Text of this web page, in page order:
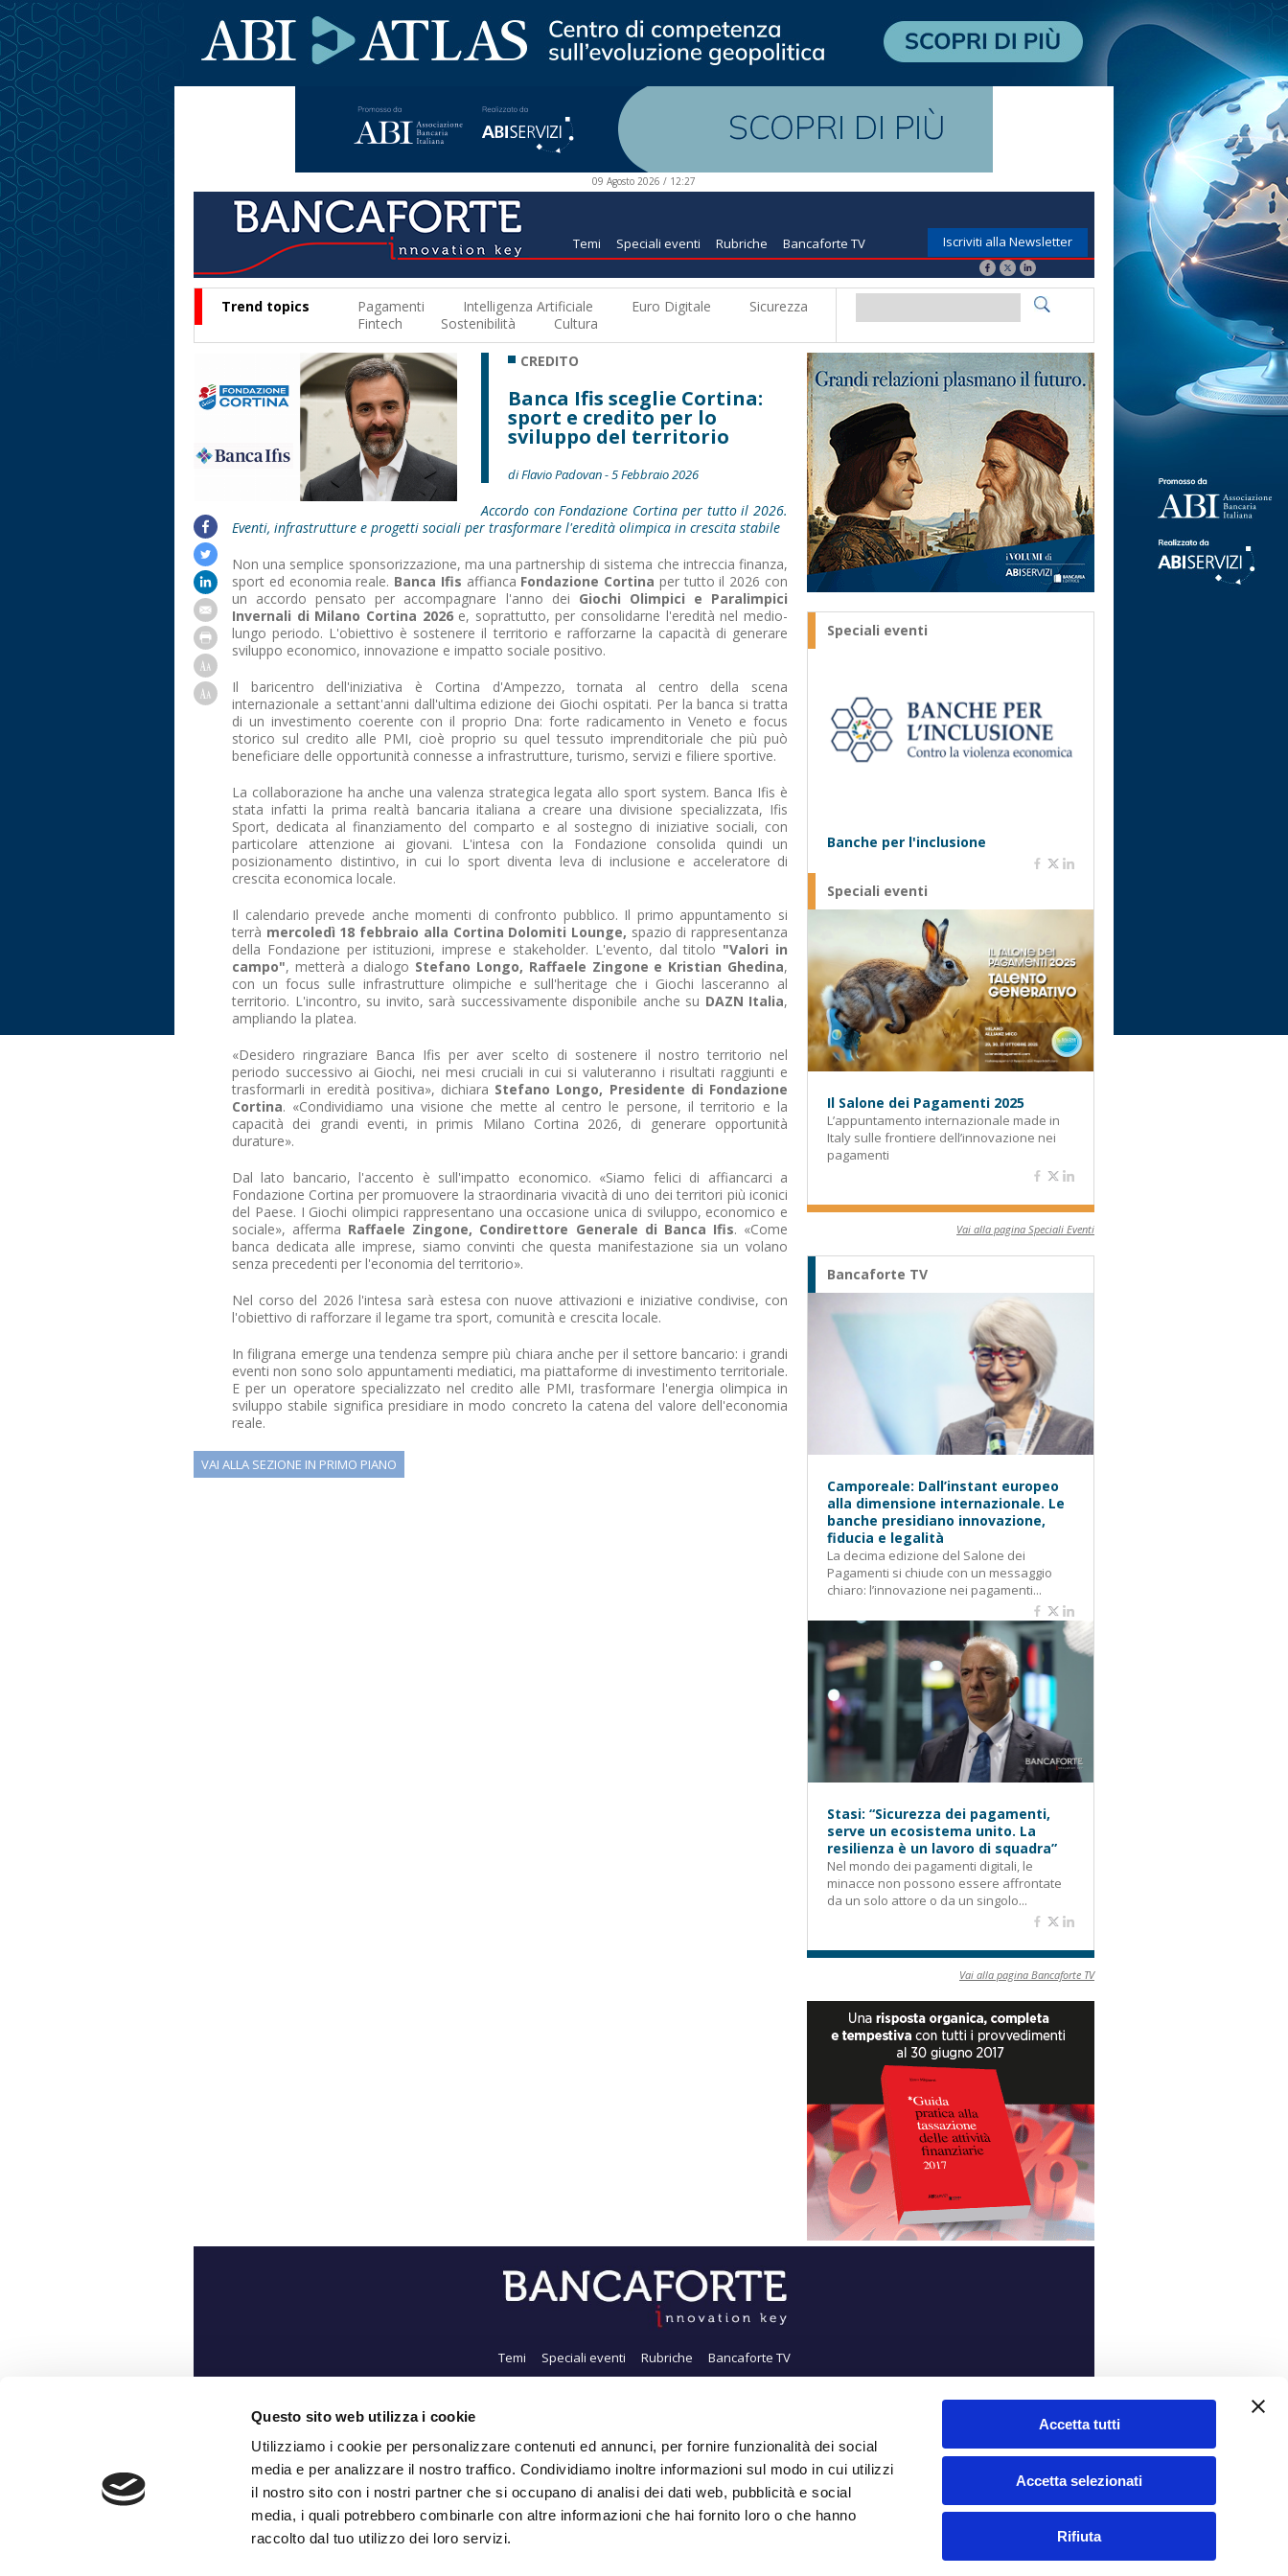
Questo sito web utilizza i cookie
Utilizziamo i cookie per personalizzare contenuti ed annunci, per fornire funzionalità dei social
media e per analizzare il nostro traffico. Condividiamo inoltre informazioni sul modo in cui utilizzi
il nostro sito con i nostri partner che si occupano di analisi dei dati web, pubblicità e social
media, i quali potrebbero combinarle con altre informazioni che hai fornito loro o che hanno
raccolto dal tuo utilizzo dei loro servizi.
Accetta tutti
Accetta selezionati
Rifiuta
09 Agosto 2026 / 12:27
Temi Speciali eventi Rubriche Bancaforte TV Iscriviti alla Newsletter
Trend topics Pagamenti Intelligenza Artificiale Euro Digitale
Sicurezza
Fintech
Sostenibilità Cultura
CREDITO
Banca Ifis sceglie Cortina:
sport e credito per lo
sviluppo del territorio
di Flavio Padovan - 5 Febbraio 2026
Accordo con Fondazione Cortina per tutto il 2026.
Eventi, infrastrutture e progetti sociali per trasformare l'eredità olimpica in crescita stabile
Non una semplice sponsorizzazione, ma una partnership di sistema che intreccia finanza,
sport ed economia reale. Banca Ifis affianca Fondazione Cortina per tutto il 2026 con
un accordo pensato per accompagnare l'anno dei Giochi Olimpici e Paralimpici
Invernali di Milano Cortina 2026e, soprattutto, per consolidarne l'eredità nel medio-
lungo periodo. L'obiettivo è sostenere il territorio e rafforzarne la capacità di generare
sviluppo economico, innovazione e impatto sociale positivo.
Il baricentro dell'iniziativa è Cortina d'Ampezzo, tornata al centro della scena
internazionale a settant'anni dall'ultima edizione dei Giochi ospitati. Per la banca si tratta
di un investimento coerente con il proprio Dna: forte radicamento in Veneto e focus
storico sul credito alle PMI, cioè proprio su quel tessuto imprenditoriale che più può
beneficiare delle opportunità connesse a infrastrutture, turismo, servizi e filiere sportive.
La collaborazione ha anche una valenza strategica legata allo sport system. Banca Ifis è
stata infatti la prima realtà bancaria italiana a creare una divisione specializzata, Ifis
Sport, dedicata al finanziamento del comparto e al sostegno di iniziative sociali, con
particolare attenzione ai giovani. L'intesa con la Fondazione consolida quindi un
posizionamento distintivo, in cui lo sport diventa leva di inclusione e acceleratore di
crescita economica locale.
Il calendario prevede anche momenti di confronto pubblico. Il primo appuntamento si
terrà mercoledì 18 febbraio alla Cortina Dolomiti Lounge, spazio di rappresentanza
della Fondazione per istituzioni, imprese e stakeholder. L'evento, dal titolo "Valori in
campo", metterà a dialogo Stefano Longo, Raffaele Zingone e Kristian Ghedina,
con un focus sulle infrastrutture olimpiche e sull'heritage che i Giochi lasceranno al
territorio. L'incontro, su invito, sarà successivamente disponibile anche su DAZN Italia,
ampliando la platea.
«Desidero ringraziare Banca Ifis per aver scelto di sostenere il nostro territorio nel
periodo successivo ai Giochi, nei mesi cruciali in cui si valuteranno i risultati raggiunti e
trasformarli in eredità positiva», dichiara Stefano Longo, Presidente di Fondazione
Cortina. «Condividiamo una visione che mette al centro le persone, il territorio e la
capacità dei grandi eventi, in primis Milano Cortina 2026, di generare opportunità
durature».
Dal lato bancario, l'accento è sull'impatto economico. «Siamo felici di affiancarci a
Fondazione Cortina per promuovere la straordinaria vivacità di uno dei territori più iconici
del Paese. I Giochi olimpici rappresentano una occasione unica di sviluppo, economico e
sociale», afferma Raffaele Zingone, Condirettore Generale di Banca Ifis. «Come
banca dedicata alle imprese, siamo convinti che questa manifestazione sia un volano
senza precedenti per l'economia del territorio».
Nel corso del 2026 l'intesa sarà estesa con nuove attivazioni e iniziative condivise, con
l'obiettivo di rafforzare il legame tra sport, comunità e crescita locale.
In filigrana emerge una tendenza sempre più chiara anche per il settore bancario: i grandi
eventi non sono solo appuntamenti mediatici, ma piattaforme di investimento territoriale.
E per un operatore specializzato nel credito alle PMI, trasformare l'energia olimpica in
sviluppo stabile significa presidiare in modo concreto la catena del valore dell'economia
reale.
VAI ALLA SEZIONE IN PRIMO PIANO
Speciali eventi
Banche per l'inclusione
Speciali eventi
Il Salone dei Pagamenti 2025
L’appuntamento internazionale made in
Italy sulle frontiere dell’innovazione nei
pagamenti
Vai alla pagina Speciali Eventi
Bancaforte TV
Camporeale: Dall’instant europeo
alla dimensione internazionale. Le
banche presidiano innovazione,
fiducia e legalità
La decima edizione del Salone dei
Pagamenti si chiude con un messaggio
chiaro: l’innovazione nei pagamenti...
Stasi: “Sicurezza dei pagamenti,
serve un ecosistema unito. La
resilienza è un lavoro di squadra”
Nel mondo dei pagamenti digitali, le
minacce non possono essere affrontate
da un solo attore o da un singolo...
Vai alla pagina Bancaforte TV
Temi Speciali eventi Rubriche Bancaforte TV
Chi siamo
Iscriviti alla Newsletter